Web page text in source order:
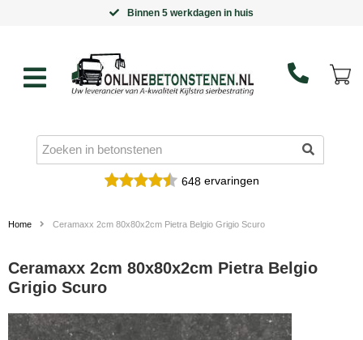
Binnen 5 werkdagen in huis
648ervaringen
Home Ceramaxx 2cm 80x80x2cm Pietra Belgio Grigio Scuro
Ceramaxx 2cm 80x80x2cm Pietra Belgio
Grigio Scuro